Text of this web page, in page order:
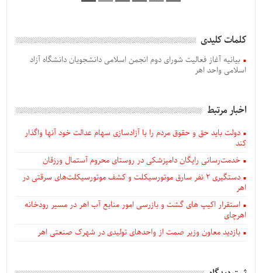
کلمات کلیدی
بیانیه آغاز فعالیت شورای دوم انجمن اسلامی دانشجویان دانشگاه آزاد
اسلامی واحد اهر
اخبار مرتبط
دولت باید حق و حقوق مردم را با آزادسازی سهام عدالت خود آنها واگذار
کند
خدمت‌رسانی رایگان دامپزشکی در روستای محروم آستمال ورزقان
دستگيری ۲ نفر سارق موتورسیکلت و کشف موتورسیکلت‌های سرقتی در
اهر
استقرار اکیپ های گشت و بازرسی امور منابع آب اهر در مسیر رودخانه
اهرچای
بازدید معاون وزیر صمت از واحدهای تولیدی در شهرک صنعتی اهر